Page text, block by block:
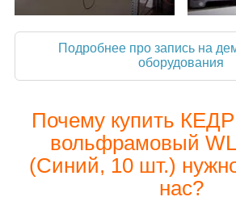
Подробнее про запись на
оборудования
Почему купить
вольфрамовый
(Синий, 10 шт.)
нас?